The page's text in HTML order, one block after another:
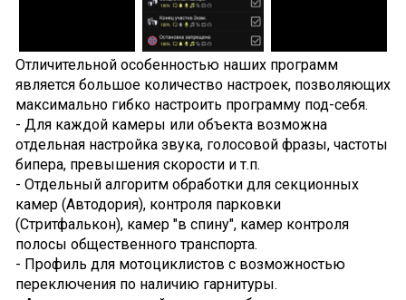
Отличительной особенностью наших программ
является большое количество настроек, позволяющих
максимально гибко настроить программу под-себя.
- Для каждой камеры или объекта возможна
отдельная настройка звука, голосовой фразы, частоты
бипера, превышения скорости и т.п.
- Отдельный алгоритм обработки для секционных
камер (Автодория), контроля парковки
(Стритфалькон), камер "в спину", камер контроля
полосы общественного транспорта.
- Профиль для мотоциклистов с возможностью
переключения по наличию гарнитуры.